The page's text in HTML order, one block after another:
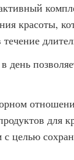
красоты,
день
для
целью